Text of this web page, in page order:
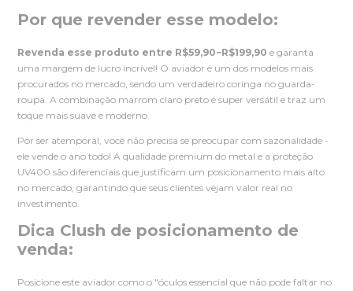
Por que revender esse modelo:
Revenda esse produto entre R$59,90−R$199,90 e garanta
uma margem de lucro incrível! O aviador é um dos modelos mais
procurados no mercado, sendo um verdadeiro coringa no guarda-
roupa. A combinação marrom claro preto é super versátil e traz um
toque mais suave e moderno.
Por ser atemporal, você não precisa se preocupar com sazonalidade -
ele vende o ano todo! A qualidade premium do metal e a proteção
UV400 são diferenciais que justificam um posicionamento mais alto
no mercado, garantindo que seus clientes vejam valor real no
investimento.
Dica Clush de posicionamento de
venda:
Posicione este aviador como o "óculos essencial que não pode faltar no